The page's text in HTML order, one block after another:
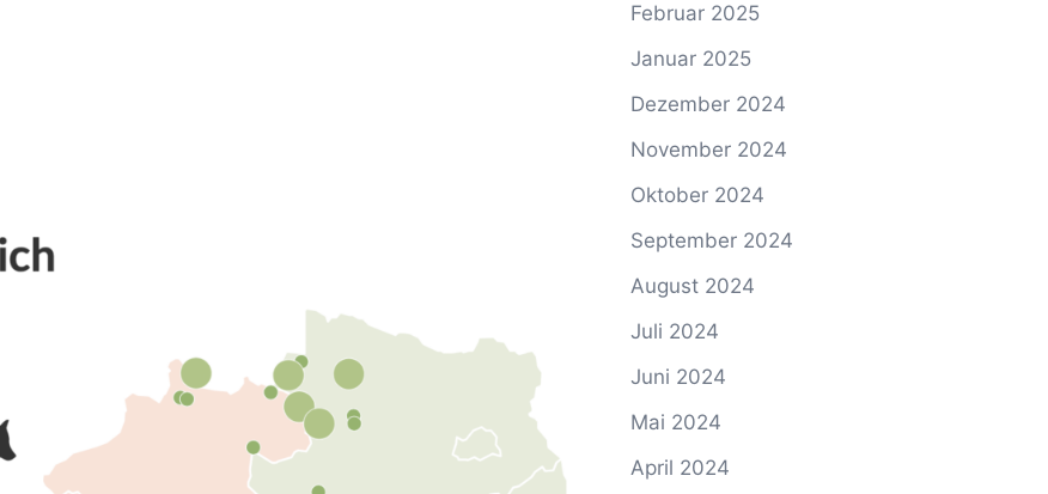
Februar 2025
Januar 2025
Dezember 2024
November 2024
Oktober 2024
September 2024
August 2024
Juli 2024
Juni 2024
Mai 2024
April 2024